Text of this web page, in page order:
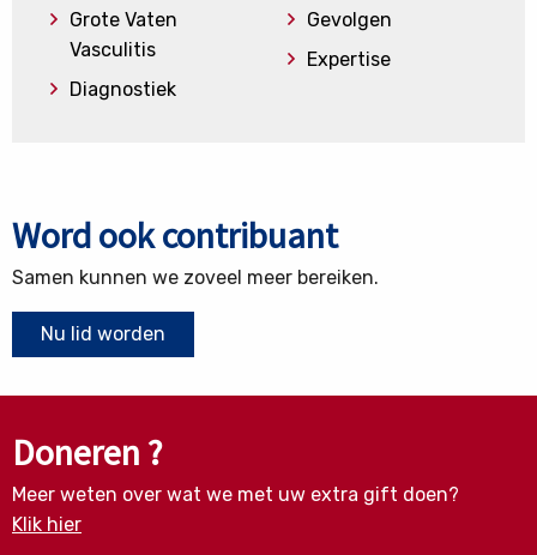
Grote Vaten
Vasculitis
Diagnostiek
Gevolgen
Expertise
Word ook contribuant
Samen kunnen we zoveel meer bereiken.
Nu lid worden
Doneren ?
Meer weten over wat we met uw extra gift doen?
Klik hier